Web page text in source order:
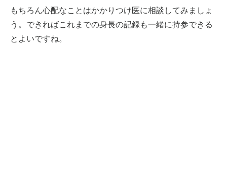
もちろん心配なことはかかりつけ医に相談してみましょ
う。できればこれまでの身長の記録も一緒に持参できる
とよいですね。